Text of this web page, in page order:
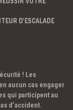
D’ESCALADE
! Les
aucun cas engager
qui participent au
d’accident.